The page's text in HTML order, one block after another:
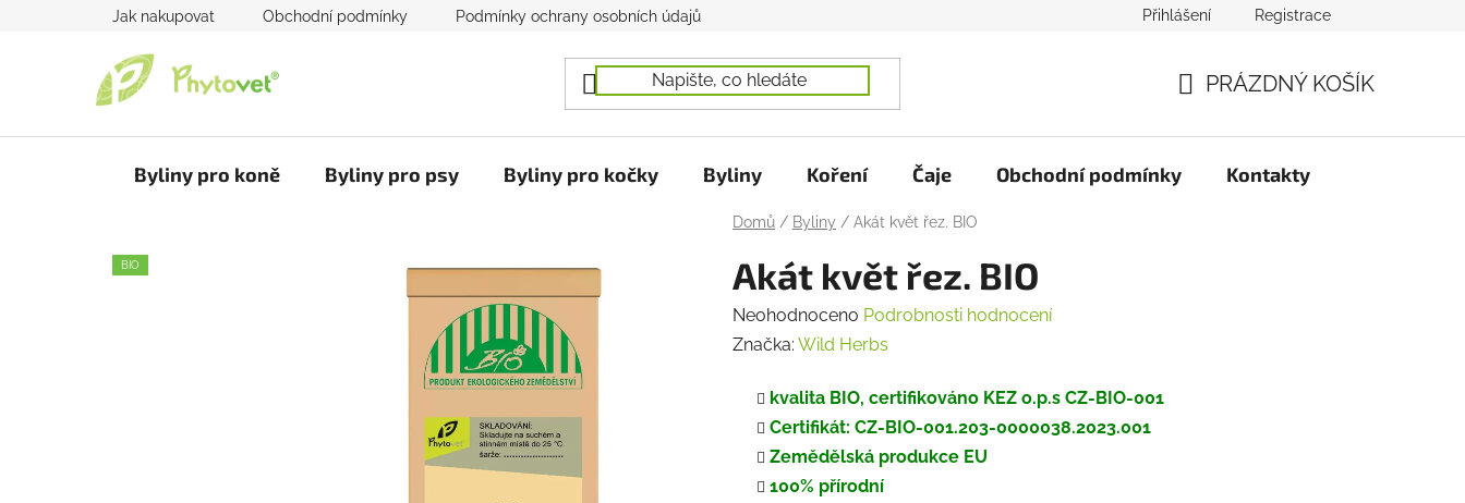
Jak nakupovat Obchodní podmínky Podmínky ochrany osobních údajů Přihlášení Registrace
KOŠÍK
PRÁZDNÝ KOŠÍK
Byliny pro koně Byliny pro psy Byliny pro kočky Byliny Koření Čaje Obchodní podmínky Kontakty
Domů / Byliny / Akát květ řez. BIO
Akát květ řez. BIO
Průměrné
hodnocení
Neohodnoceno Podrobnosti hodnocení
Značka: Wild Herbs
kvalita BIO, certifikováno KEZ o.p.s CZ-BIO-001
Certifikát: CZ-BIO-001.203-0000038.2023.001
Zemědělská produkce EU
100% přírodní
BIO